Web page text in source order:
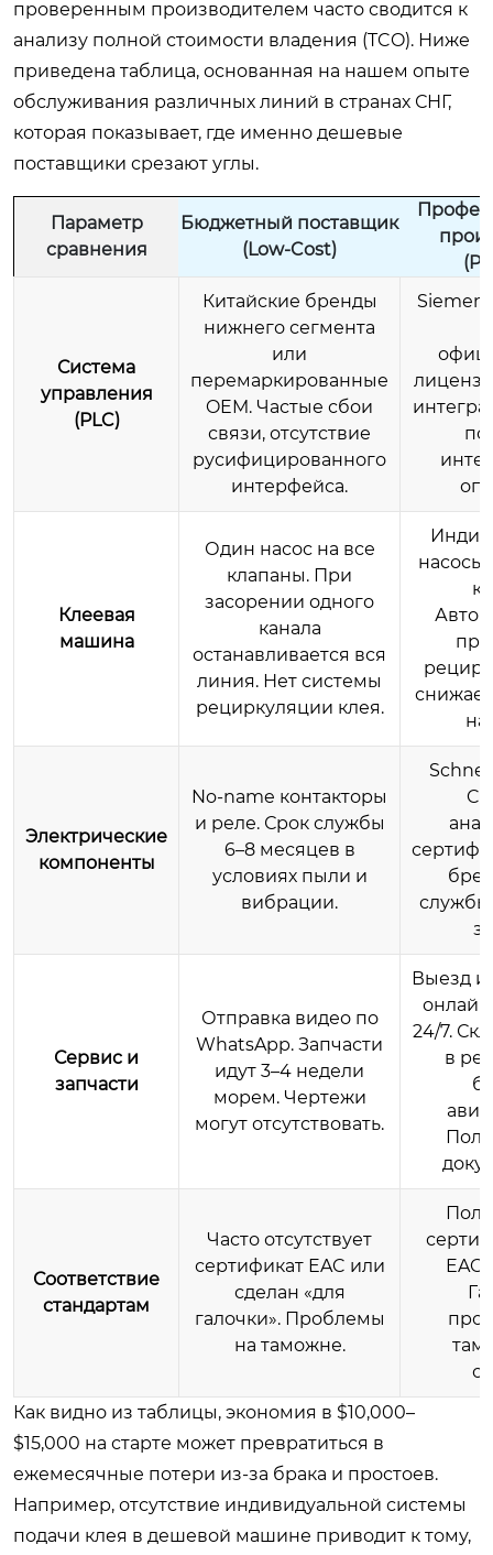
проверенным производителем часто сводится к
анализу полной стоимости владения (TCO). Ниже
приведена таблица, основанная на нашем опыте
обслуживания различных линий в странах СНГ,
которая показывает, где именно дешевые
поставщики срезают углы.
Параметр
сравнения
Бюджетный поставщик
(Low-Cost)
Система
управления
(PLC)
Китайские бренды
нижнего сегмента
или
перемаркированные
OEM. Частые сбои
связи, отсутствие
русифицированного
интерфейса.
Клеевая
машина
Один насос на все
клапаны. При
засорении одного
канала
останавливается вся
линия. Нет системы
рециркуляции клея.
насосы
на
Электрические
компоненты
No-name контакторы
и реле. Срок службы
6–8 месяцев в
условиях пыли и
вибрации.
службы
Сервис и
запчасти
Отправка видео по
WhatsApp. Запчасти
идут 3–4 недели
морем. Чертежи
могут отсутствовать.
Выезд
24/7.
в
Соответствие
стандартам
Часто отсутствует
сертификат EAC или
сделан «для
галочки». Проблемы
на таможне.
EAC,
Как видно из таблицы, экономия в $10,000–
$15,000 на старте может превратиться в
ежемесячные потери из-за брака и простоев.
Например, отсутствие индивидуальной системы
подачи клея в дешевой машине приводит к тому,